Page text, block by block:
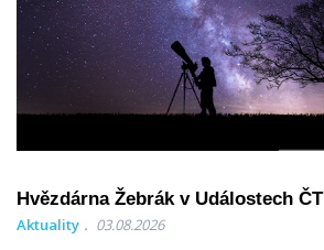
Hvězdárna Žebrák v Událostech ČT
Aktuality 03.08.2026